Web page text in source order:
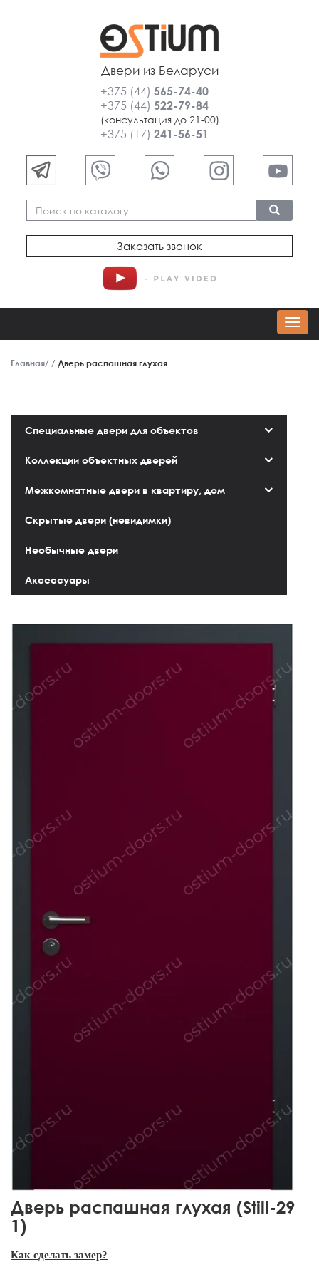
Двери из Беларуси
+375 (44) 565-74-40
+375 (44) 522-79-84
(консультация до 21-00)
+375 (17) 241-56-51
Заказать звонок
Главная Дверь распашная глухая
Специальные двери для объектов
Коллекции объектных дверей
Межкомнатные двери в квартиру, дом
Скрытые двери (невидимки)
Необычные двери
Аксессуары
Дверь распашная глухая (Still-29
1)
Как сделать замер?